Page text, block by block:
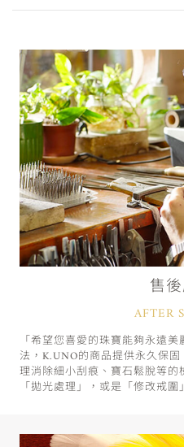
售
AFTER
「希望您喜愛的珠寶能夠永遠
法，K.UNO的商品提供永久保
理消除細小刮痕、寶石鬆脫等
「拋光處理」，或是「修改戒圍